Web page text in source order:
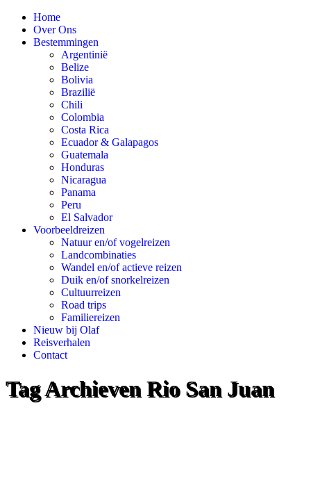
Home
Over Ons
Bestemmingen
Argentinië
Belize
Bolivia
Brazilië
Chili
Colombia
Costa Rica
Ecuador & Galapagos
Guatemala
Honduras
Nicaragua
Panama
Peru
El Salvador
Voorbeeldreizen
Natuur en/of vogelreizen
Landcombinaties
Wandel en/of actieve reizen
Duik en/of snorkelreizen
Cultuurreizen
Road trips
Familiereizen
Nieuw bij Olaf
Reisverhalen
Contact
Tag Archieven Rio San Juan